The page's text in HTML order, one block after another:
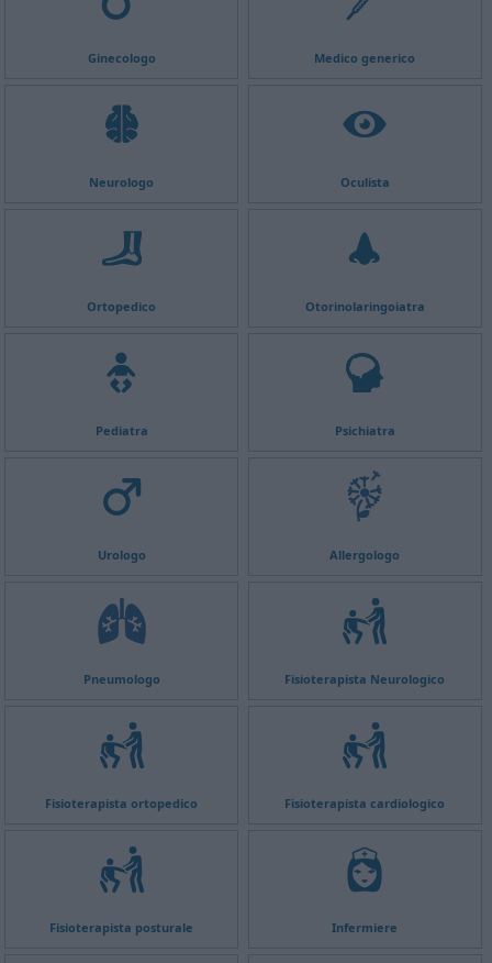
Ginecologo Medico generico
Neurologo Oculista
Ortopedico Otorinolaringoiatra
Pediatra Psichiatra
Urologo Allergologo
Pneumologo Fisioterapista Neurologico
Fisioterapista ortopedico Fisioterapista cardiologico
Fisioterapista posturale Infermiere